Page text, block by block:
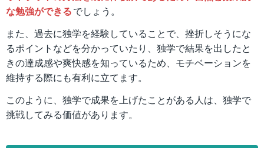
な勉強ができるでしょう。
また、過去に独学を経験していることで、挫折しそうにな
るポイントなどを分かっていたり、独学で結果を出したと
きの達成感や爽快感を知っているため、モチベーションを
維持する際にも有利に立てます。
このように、独学で成果を上げたことがある人は、独学で
挑戦してみる価値があります。